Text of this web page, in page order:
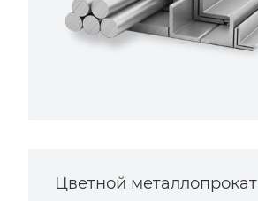
Цветной металлопрокат